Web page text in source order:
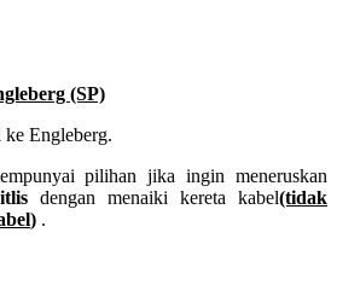
(SP)
Engleberg.
pilihan jika ingin meneruskan
dengan menaiki kereta kabel(tidak
) .